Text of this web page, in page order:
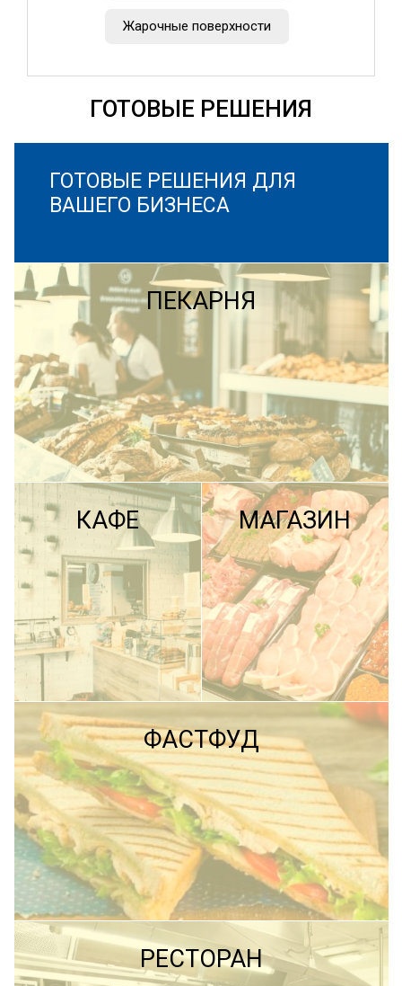
Жарочные поверхности
ГОТОВЫЕ РЕШЕНИЯ
ГОТОВЫЕ РЕШЕНИЯ ДЛЯ
ВАШЕГО БИЗНЕСА
ПЕКАРНЯ
ПОДРОБНЕЕ
КАФЕ
ПОДРОБНЕЕ
МАГАЗИН
ПОДРОБНЕЕ
ФАСТФУД
РЕСТОРАН